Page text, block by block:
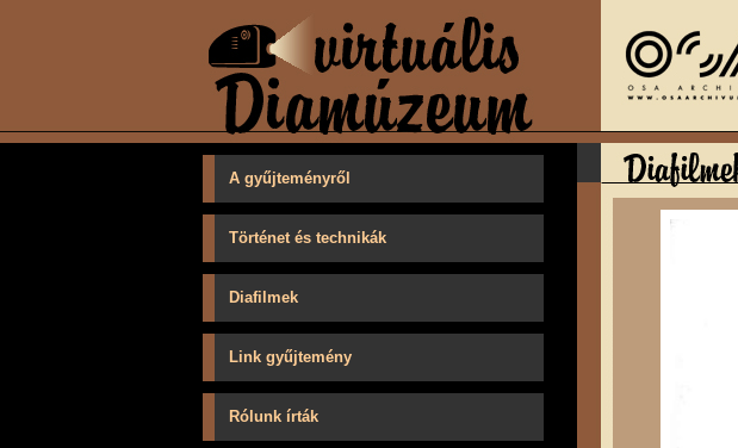
A gyűjteményről
Történet és technikák
Diafilmek
Link gyűjtemény
Rólunk írták